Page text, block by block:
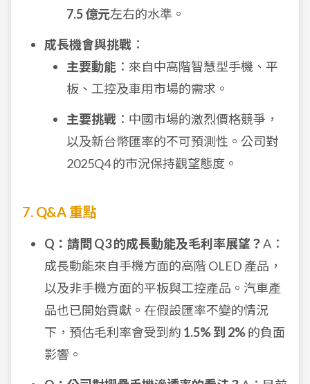
7.5 億元左右的水準。
成長機會與挑戰 ：
主要動能 ：來自中高階智慧型手機、平
板、工控及車用市場的需求。
主要挑戰 ：中國市場的激烈價格競爭，
以及新台幣匯率的不可預測性。公司對
2025Q4 的市況保持觀望態度。
7. Q&A 重點
Q：請問 Q3 的成長動能及毛利率展望？A：
成長動能來自手機方面的高階 OLED 產品，
以及非手機方面的平板與工控產品。汽車產
品也已開始貢獻。在假設匯率不變的情況
下，預估毛利率會受到約 1.5% 到 2%的負面
影響。